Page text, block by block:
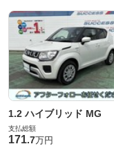
1.2 ハイブリッド MG
支払総額
171.7万円